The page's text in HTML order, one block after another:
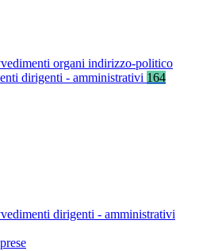
organi indirizzo-politico
dirigenti - amministrativi 164
dirigenti - amministrativi